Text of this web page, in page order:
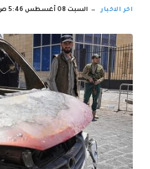
اخر الاخبار السبت 08 أغسطس 5:46 ص